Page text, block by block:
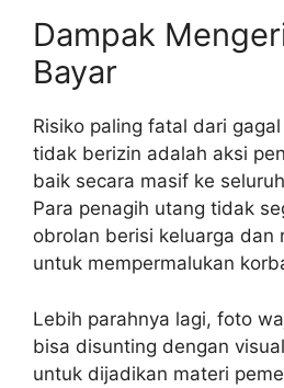
Dampak
Bayar
Risiko paling fatal dari
tidak berizin adalah aksi
baik secara masif ke
Para penagih utang tidak
obrolan berisi keluarga dan
untuk mempermalukan
Lebih parahnya lagi, foto
bisa disunting dengan
untuk dijadikan materi